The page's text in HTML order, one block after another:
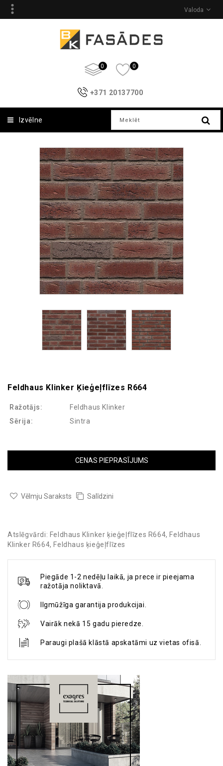
Valoda
0 0
+371 20137700
Izvēlne
Feldhaus Klinker Ķieģeļflīzes R664
Ražotājs:
Feldhaus Klinker
Sērija:
Sintra
CENAS PIEPRASĪJUMS
Vēlmju Saraksts Salīdzini
Atslēgvārdi: Feldhaus Klinker ķieģeļflīzes R664, Feldhaus
Klinker R664, Feldhaus ķieģeļflīzes
Piegāde 1-2 nedēļu laikā, ja prece ir pieejama
ražotāja noliktavā.
Ilgmūžīga garantija produkcijai.
Vairāk nekā 15 gadu pieredze.
Paraugi plašā klāstā apskatāmi uz vietas ofisā.